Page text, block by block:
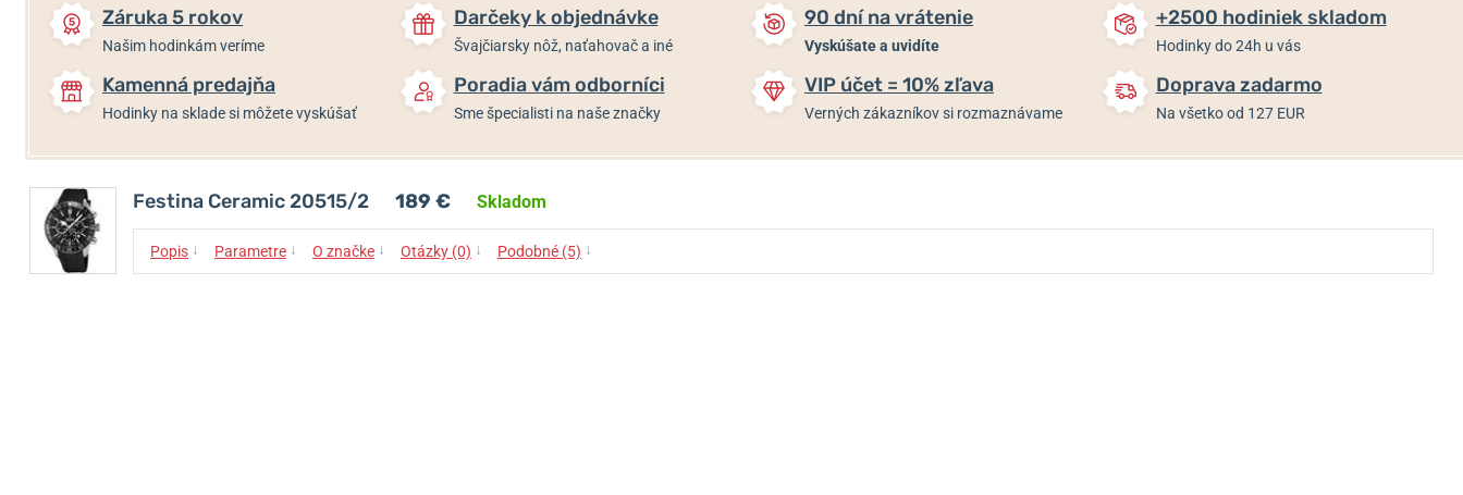
Záruka 5 rokov
Našim hodinkám veríme
Darčeky k objednávke
Švajčiarsky nôž, naťahovač a iné
90 dní na vrátenie
Vyskúšate a uvidíte
+2500 hodiniek skladom
Hodinky do 24h u vás
Kamenná predajňa
Hodinky na sklade si môžete vyskúšať
Poradia vám odborníci
Sme špecialisti na naše značky
VIP účet = 10% zľava
Verných zákazníkov si rozmaznávame
Doprava zadarmo
Na všetko od 127 EUR
Festina Ceramic 20515/2 189 € Skladom
Popis ↓ Parametre ↓ O značke ↓ Otázky (0) ↓ Podobné (5) ↓